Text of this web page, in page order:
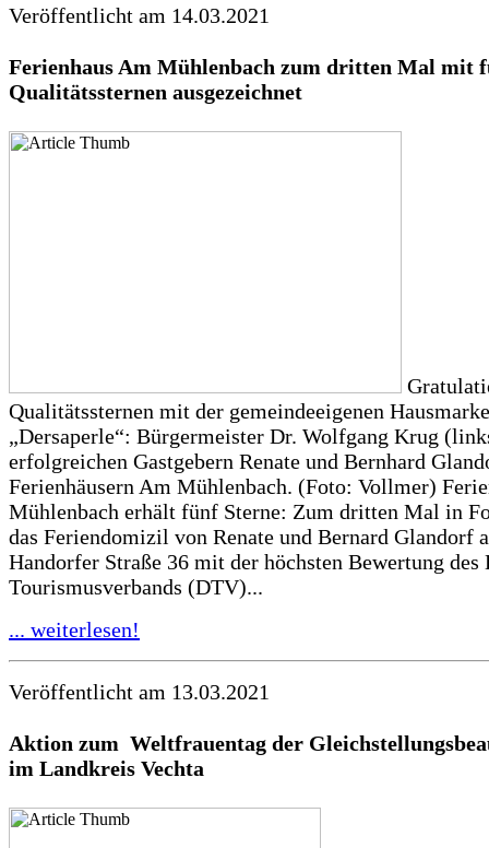
Veröffentlicht am 14.03.2021
Ferienhaus Am Mühlenbach zum dritten Mal mit
Qualitätssternen ausgezeichnet
Qualitätssternen mit der gemeindeeigenen Hausmarke
„Dersaperle“: Bürgermeister Dr. Wolfgang Krug
erfolgreichen Gastgebern Renate und Bernhard
Ferienhäusern Am Mühlenbach. (Foto: Vollmer)
Mühlenbach erhält fünf Sterne: Zum dritten Mal in
das Feriendomizil von Renate und Bernard Glandorf
Handorfer Straße 36 mit der höchsten Bewertung des
Tourismusverbands (DTV)...
... weiterlesen!
Veröffentlicht am 13.03.2021
Aktion zum Weltfrauentag der
im Landkreis Vechta